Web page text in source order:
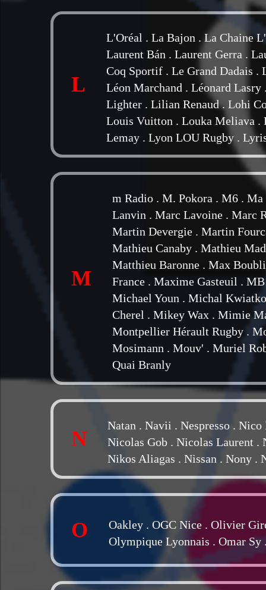
L
L'Oréal . La Bajon .La Chaine
Laurent Bán . Laurent Gerra .
Coq Sportif . Le Grand Dadais .
Léon Marchand . Léonard Lasry
Lighter . Lilian Renaud. Lohi
Louis Vuitton . Louka Meliava .
Lemay . Lyon LOU Rugby .
M
m Radio . M. Pokora . M6 . Ma
Lanvin . Marc Lavoine . Marc
Martin Devergie . Martin
Mathieu Canaby . Mathieu
Matthieu Baronne . Max
France . Maxime Gasteuil .
Michael Youn . Michal
Cherel . Mikey Wax . Mimie
Montpellier Hérault Rugby .
Mosimann . Mouv' . Muriel
Quai Branly
N
Natan . Navii . Nespresso .
Nicolas Gob . Nicolas Laurent .
Nikos Aliagas . Nissan . Nony .
O Oakley . OGC Nice . Olivier
Olympique Lyonnais . Omar Sy